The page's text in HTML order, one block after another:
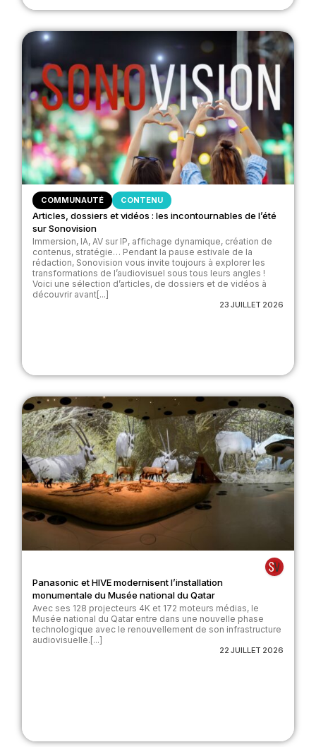
COMMUNAUTÉ CONTENU
Articles, dossiers et vidéos : les incontournables de l’été
sur Sonovision
Immersion, IA, AV sur IP, affichage dynamique, création de
contenus, stratégie… Pendant la pause estivale de la
rédaction, Sonovision vous invite toujours à explorer les
transformations de l’audiovisuel sous tous leurs angles !
Voici une sélection d’articles, de dossiers et de vidéos à
découvrir avant[...]
23 JUILLET 2026
Panasonic et HIVE modernisent l’installation
monumentale du Musée national du Qatar
Avec ses 128 projecteurs 4K et 172 moteurs médias, le
Musée national du Qatar entre dans une nouvelle phase
technologique avec le renouvellement de son infrastructure
audiovisuelle.[...]
22 JUILLET 2026